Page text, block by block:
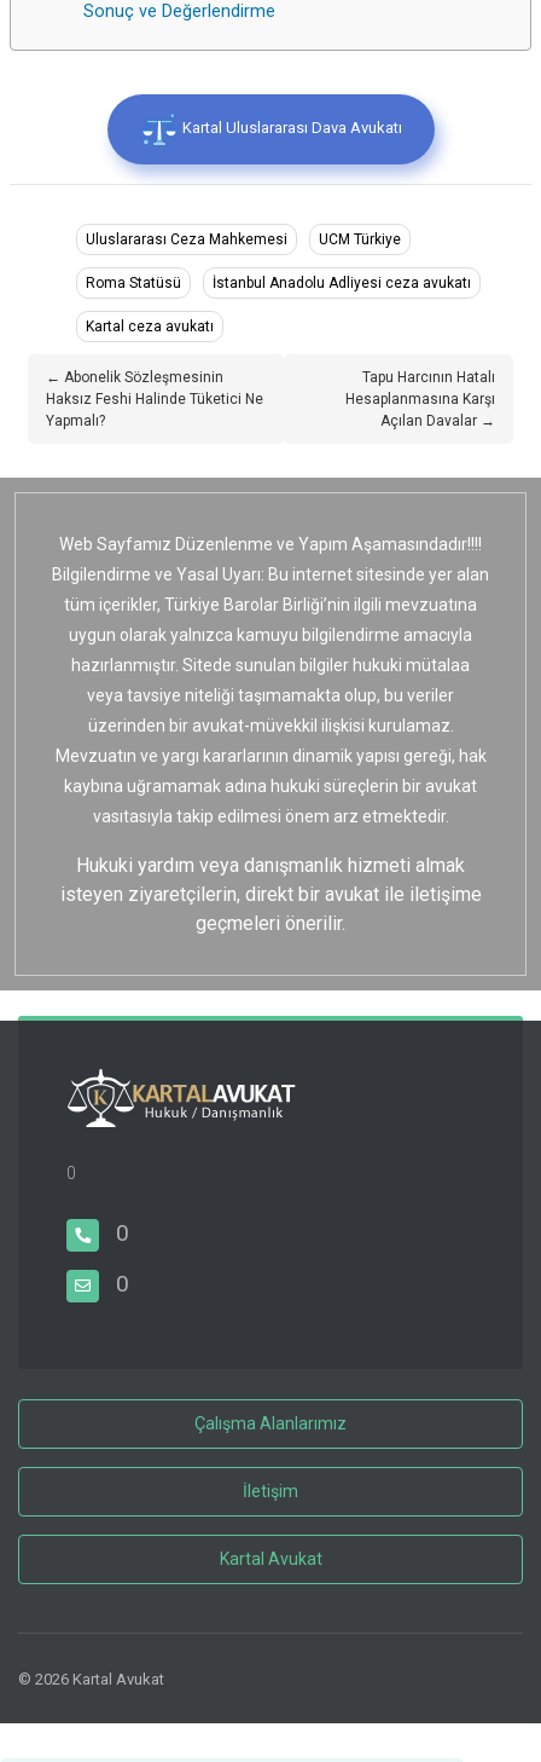
Sonuç ve Değerlendirme
Kartal Uluslararası Dava Avukatı
Uluslararası Ceza Mahkemesi UCM Türkiye
Roma Statüsü İstanbul Anadolu Adliyesi ceza avukatı
Kartal ceza avukatı
← Abonelik Sözleşmesinin
Haksız Feshi Halinde Tüketici Ne
Yapmalı?
Tapu Harcının Hatalı
Hesaplanmasına Karşı
Açılan Davalar →
Web Sayfamız Düzenlenme ve Yapım Aşamasındadır!!!!
Bilgilendirme ve Yasal Uyarı: Bu internet sitesinde yer alan
tüm içerikler, Türkiye Barolar Birliği’nin ilgili mevzuatına
uygun olarak yalnızca kamuyu bilgilendirme amacıyla
hazırlanmıştır. Sitede sunulan bilgiler hukuki mütalaa
veya tavsiye niteliği taşımamakta olup, bu veriler
üzerinden bir avukat-müvekkil ilişkisi kurulamaz.
Mevzuatın ve yargı kararlarının dinamik yapısı gereği, hak
kaybına uğramamak adına hukuki süreçlerin bir avukat
vasıtasıyla takip edilmesi önem arz etmektedir.
Hukuki yardım veya danışmanlık hizmeti almak
isteyen ziyaretçilerin, direkt bir avukat ile iletişime
geçmeleri önerilir.
0
0
0
Çalışma Alanlarımız
İletişim
Kartal Avukat
© 2026 Kartal Avukat